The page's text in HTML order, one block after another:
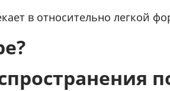
в относительно легкой